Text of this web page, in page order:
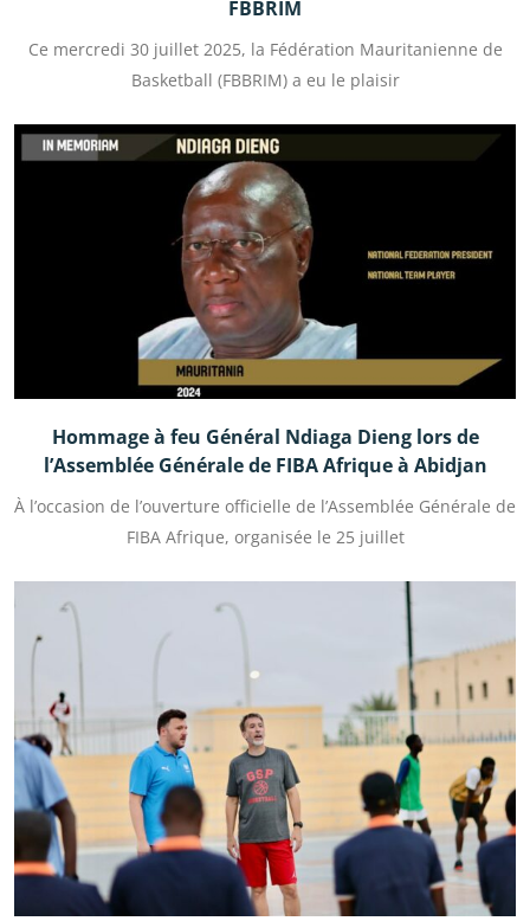
FBBRIM
Ce mercredi 30 juillet 2025, la Fédération Mauritanienne de
Basketball (FBBRIM) a eu le plaisir
Hommage à feu Général Ndiaga Dieng lors de
l’Assemblée Générale de FIBA Afrique à Abidjan
À l’occasion de l’ouverture officielle de l’Assemblée Générale de
FIBA Afrique, organisée le 25 juillet